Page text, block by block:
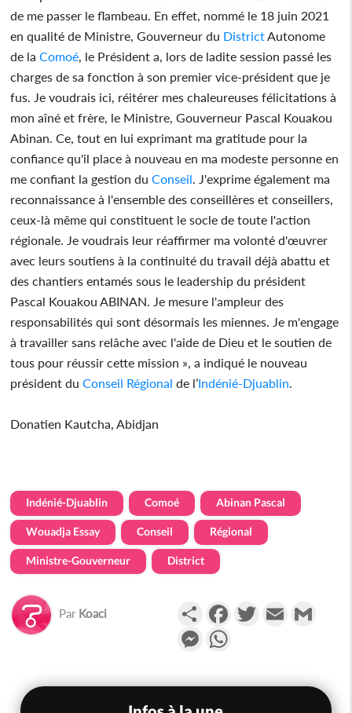
de me passer le flambeau. En effet, nommé le 18 juin 2021
en qualité de Ministre, Gouverneur du District Autonome
de laComoé , le Président a, lors de ladite session passé les
charges de sa fonction à son premier vice-président que je
fus. Je voudrais ici, réitérer mes chaleureuses félicitations à
mon aîné et frère, le Ministre, Gouverneur Pascal Kouakou
Abinan. Ce, tout en lui exprimant ma gratitude pour la
confiance qu'il place à nouveau en ma modeste personne en
me confiant la gestion duConseil . J'exprime également ma
reconnaissance à l'ensemble des conseillères et conseillers,
ceux-là même qui constituent le socle de toute l'action
régionale. Je voudrais leur réaffirmer ma volonté d'œuvrer
avec leurs soutiens à la continuité du travail déjà abattu et
des chantiers entamés sous le leadership du président
Pascal Kouakou ABINAN. Je mesure l'ampleur des
responsabilités qui sont désormais les miennes. Je m'engage
à travailler sans relâche avec l'aide de Dieu et le soutien de
tous pour réussir cette mission », a indiqué le nouveau
président duConseil Régional de l’Indénié-Djuablin
Donatien Kautcha, Abidjan
Indénié-Djuablin Comoé Abinan Pascal
Wouadja Essay Conseil Régional
Ministre-Gouverneur District
Par Koaci PartagerFacebookTwitterEmail
Messenger